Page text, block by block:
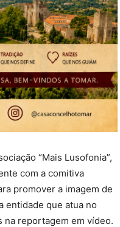
“Mais Lusofonia”,
com a comitiva
promover a imagem de
entidade que atua no
na reportagem em vídeo.